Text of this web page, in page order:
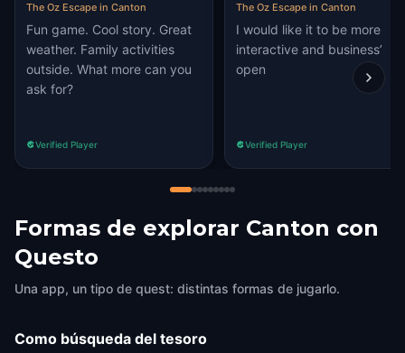
The Oz Escape in Canton
Fun game. Cool story. Great
weather. Family activities
outside. What more can you
ask for?
Verified Player
The Oz Escape in Canton
I would like it to be more
interactive and business’
open
Verified Player
Formas de explorar Canton con
Questo
Una app, un tipo de quest: distintas formas de jugarlo.
Como búsqueda del tesoro